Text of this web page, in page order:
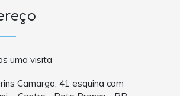
uma visita
Camargo, 41 esquina com